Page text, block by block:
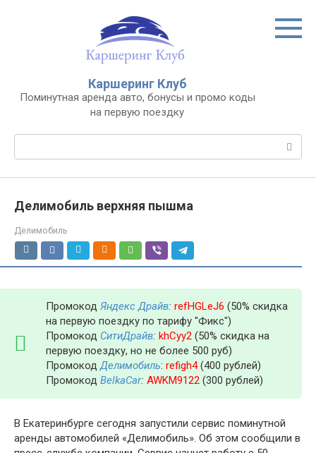
Каршеринг Клуб
Поминутная аренда авто, бонусы и промо коды
на первую поездку
Поиск:
Делимобиль верхняя пышма
Делимобиль
Промокод Яндекс Драйв: refHGLeJ6 (50% скидка
на первую поездку по тарифу "Фикс")
Промокод СитиДрайв: khCyy2 (50% скидка на
первую поездку, но не более 500 руб)
ПромокодДелимобиль: refigh4(400 рублей)
Промокод BelkaCar: AWKM9122 (300 рублей)
В Екатеринбурге сегодня запустили сервис поминутной
аренды автомобилей «Делимобиль». Об этом сообщили в